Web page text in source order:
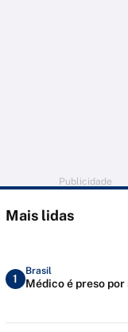
Publicidade
Mais lidas
1
Brasil
Médico é preso por